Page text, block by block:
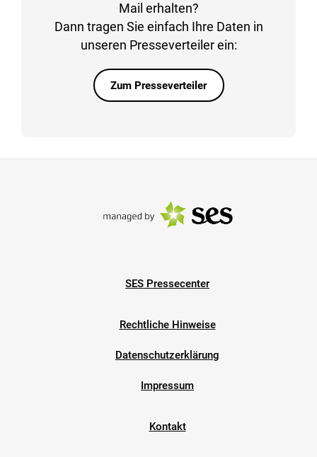
Mail erhalten?
Dann tragen Sie einfach Ihre Daten in
unseren Presseverteiler ein:
Zum Presseverteiler
SES Pressecenter
Rechtliche Hinweise
Datenschutzerklärung
Impressum
Kontakt